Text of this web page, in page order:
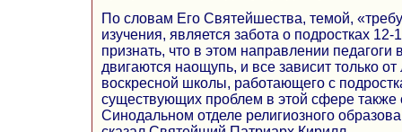
По словам Его Святейшества, темой,
изучения, является забота о подростках 12-
признать, что в этом направлении
двигаются наощупь, и все зависит только от
воскресной школы, работающего с
существующих проблем в этой сфере также
Синодальном отделе религиозного